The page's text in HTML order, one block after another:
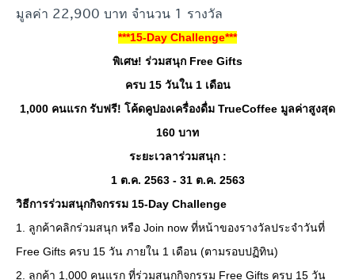
มูลค่า 22,900 บาท จำนวน 1 รางวัล
***15-Day Challenge***
พิเศษ! ร่วมสนุก Free Gifts
ครบ 15 วันใน 1 เดือน
1,000 คนแรก รับฟรี! โค้ดคูปองเครื่องดื่ม TrueCoffee มูลค่าสูงสุด
160 บาท
ระยะเวลาร่วมสนุก :
1 ต.ค. 2563 - 31 ต.ค. 2563
วิธีการร่วมสนุกกิจกรรม 15-Day Challenge
1. ลูกค้าคลิกร่วมสนุก หรือ Join now ที่หน้าของรางวัลประจำวันที่
Free Gifts ครบ 15 วัน ภายใน 1 เดือน (ตามรอบปฏิทิน)
2. ลูกค้า 1,000 คนแรก ที่ร่วมสนุกกิจกรรม Free Gifts ครบ 15 วัน